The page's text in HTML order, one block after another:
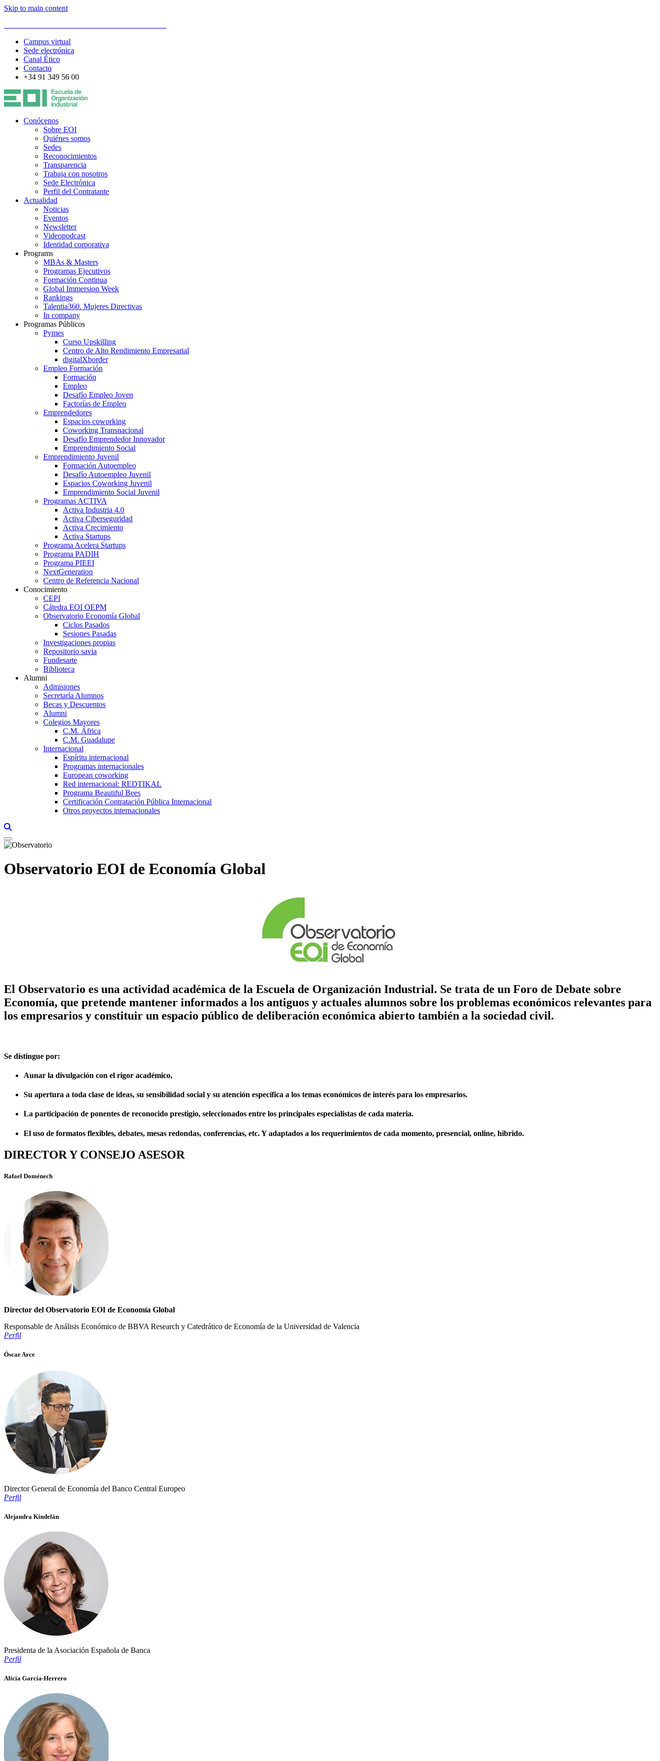
Skip to main content
Campus virtual
Sede electrónica
Canal Ético
Contacto
+34 91 349 56 00
Conócenos
Sobre EOI
Quiénes somos
Sedes
Reconocimientos
Transparencia
Trabaja con nosotros
Sede Electrónica
Perfil del Contratante
Actualidad
Noticias
Eventos
Newsletter
Videopodcast
Identidad corporativa
Programs
MBAs & Masters
Programas Ejecutivos
Formación Continua
Global Immersion Week
Rankings
Talentia360. Mujeres Directivas
In company
Programas Públicos
Pymes
Curso Upskilling
Centro de Alto Rendimiento Empresarial
digitalXborder
Empleo Formación
Formación
Empleo
Desafío Empleo Joven
Factorías de Empleo
Emprendedores
Espacios coworking
Coworking Transnacional
Desafío Emprendedor Innovador
Emprendimiento Social
Emprendimiento Juvenil
Formación Autoempleo
Desafío Autoempleo Juvenil
Espacios Coworking Juvenil
Emprendimiento Social Juvenil
Programas ACTIVA
Activa Industria 4.0
Activa Ciberseguridad
Activa Crecimiento
Activa Startups
Programa Acelera Startups
Programa PADIH
Programa PIEEI
NextGeneration
Centro de Referencia Nacional
Conocimiento
CEPI
Cátedra EOI OEPM
Observatorio Economía Global
Ciclos Pasados
Sesiones Pasadas
Investigaciones propias
Repositorio savia
Fundesarte
Biblioteca
Alumni
Admisiones
Secretaría Alumnos
Becas y Descuentos
Alumni
Colegios Mayores
C.M. África
C.M. Guadalupe
Internacional
Espíritu internacional
Programas internacionales
European coworking
Red internacional: REDTIKAL
Programa Beautiful Bees
Certificación Contratación Pública Internacional
Otros proyectos internacionales
Observatorio EOI de Economía Global
El Observatorio es una actividad académica de la Escuela de Organización Industrial. Se trata de un Foro de Debate sobre
Economía, que pretende mantener informados a los antiguos y actuales alumnos sobre los problemas económicos relevantes para
los empresarios y constituir un espacio público de deliberación económica abierto también a la sociedad civil.
Se distingue por:
Aunar la divulgación con el rigor académico,
Su apertura a toda clase de ideas, su sensibilidad social y su atención específica a los temas económicos de interés para los empresarios.
La participación de ponentes de reconocido prestigio, seleccionados entre los principales especialistas de cada materia.
El uso de formatos flexibles, debates, mesas redondas, conferencias, etc. Y adaptados a los requerimientos de cada momento, presencial, online, hibrido.
DIRECTOR Y CONSEJO ASESOR
Rafael Doménech
Director del Observatorio EOI de Economía Global
Responsable de Análisis Económico de BBVA Research y Catedrático de Economía de la Universidad de Valencia
Perfil
Óscar Arce
Director General de Economía del Banco Central Europeo
Perfil
Alejandra Kindelán
Presidenta de la Asociación Española de Banca
Perfil
Alicia García-Herrero